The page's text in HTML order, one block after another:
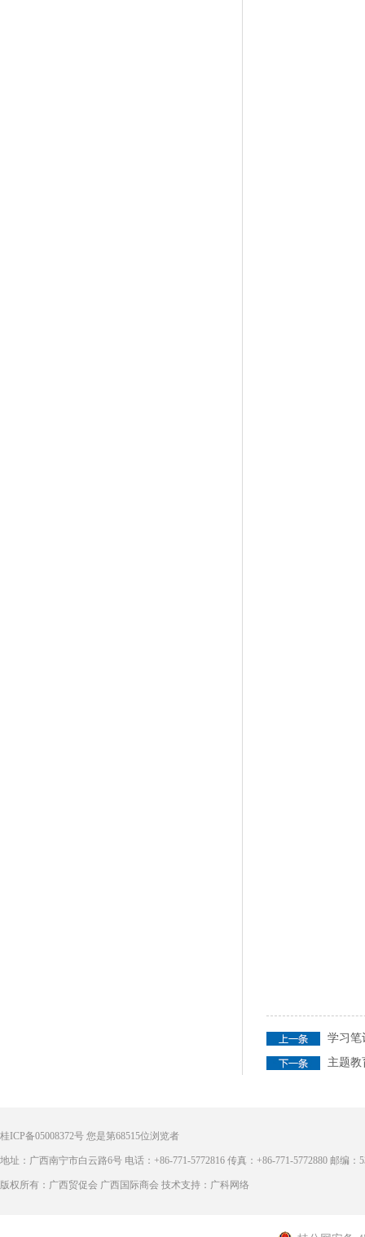
学习笔
主题教
桂ICP备05008372号 您是第68515位浏览者
地址：广西南宁市白云路6号 电话：+86-771-5772816 传真：+86-771-5772880 邮编：
版权所有：广西贸促会 广西国际商会 技术支持：广科网络